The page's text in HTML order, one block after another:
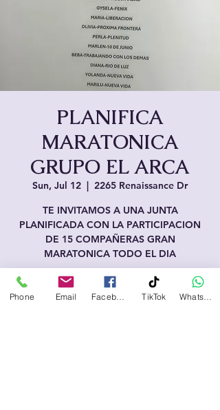
PLANIFICA
MARATONICA
GRUPO EL ARCA
Sun, Jul 12
  |
2265 Renaissance Dr
TE INVITAMOS A UNA JUNTA
PLANIFICADA CON LA PARTICIPACION
DE 15 COMPAÑERAS GRAN
MARATONICA TODO EL DIA
Horario y ubicación
Phone Email TikTok